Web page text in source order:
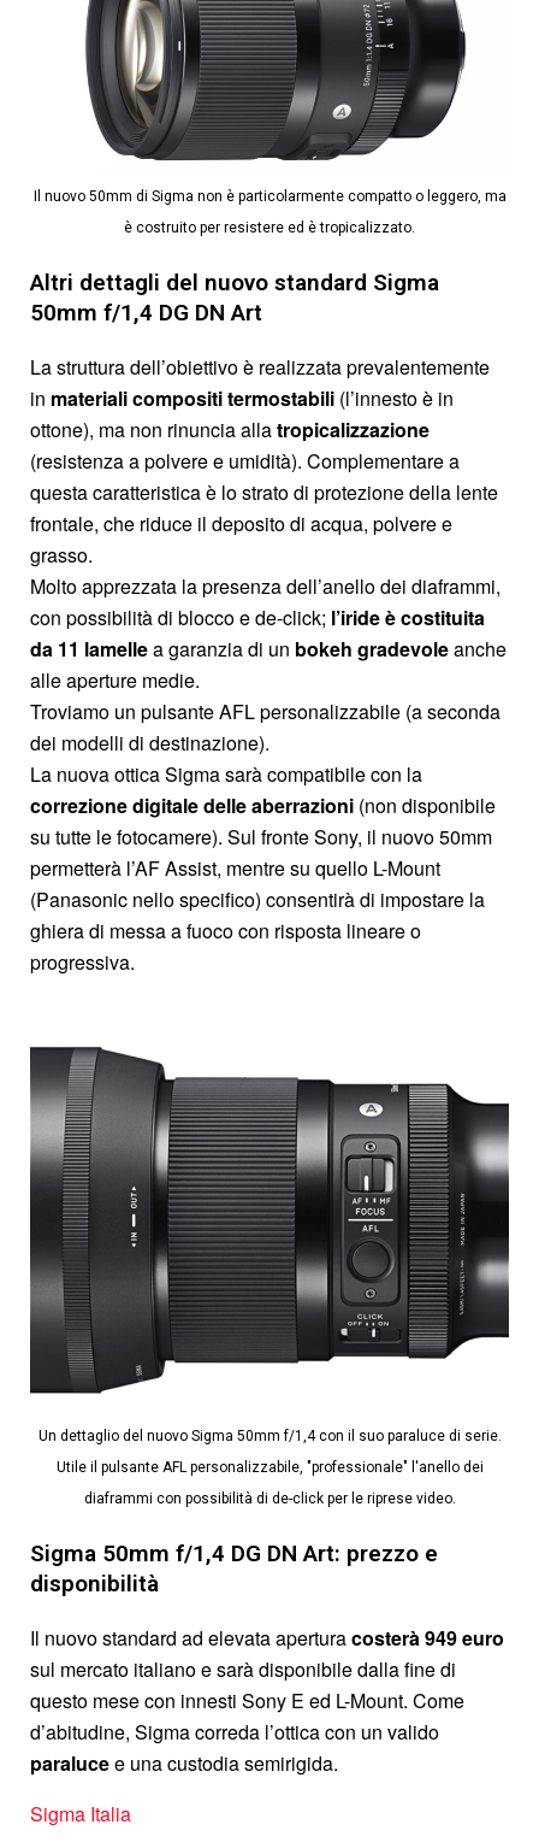
Il nuovo 50mm di Sigma non è particolarmente compatto o leggero, ma
è costruito per resistere ed è tropicalizzato.
Altri dettagli del nuovo standard Sigma
50mm f/1,4 DG DN Art
La struttura dell’obiettivo è realizzata prevalentemente
in materiali compositi termostabili (l’innesto è in
ottone), ma non rinuncia allatropicalizzazione
(resistenza a polvere e umidità). Complementare a
questa caratteristica è lo strato di protezione della lente
frontale, che riduce il deposito di acqua, polvere e
grasso.
Molto apprezzata la presenza dell’anello dei diaframmi,
con possibilità di blocco e de-click; l’iride è costituita
da 11 lamellea garanzia di un bokeh gradevoleanche
alle aperture medie.
Troviamo un pulsante AFL personalizzabile (a seconda
dei modelli di destinazione).
La nuova ottica Sigma sarà compatibile con la
correzione digitale delle aberrazioni (non disponibile
su tutte le fotocamere). Sul fronte Sony, il nuovo 50mm
permetterà l’AF Assist, mentre su quello L-Mount
(Panasonic nello specifico) consentirà di impostare la
ghiera di messa a fuoco con risposta lineare o
progressiva.
Un dettaglio del nuovo Sigma 50mm f/1,4 con il suo paraluce di serie.
Utile il pulsante AFL personalizzabile, "professionale" l'anello dei
diaframmi con possibilità di de-click per le riprese video.
Sigma 50mm f/1,4 DG DN Art: prezzo e
disponibilità
Il nuovo standard ad elevata aperturacosterà 949 euro
sul mercato italiano e sarà disponibile dalla fine di
questo mese con innesti Sony E ed L-Mount. Come
d’abitudine, Sigma correda l’ottica con un valido
paralucee una custodia semirigida.
Sigma Italia